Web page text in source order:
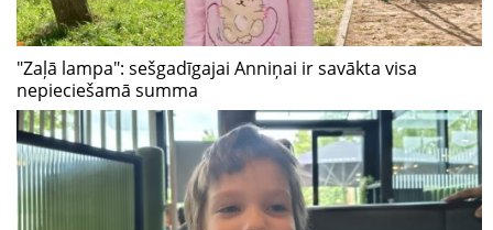
"Zaļā lampa": sešgadīgajai Anniņai ir savākta visa
nepieciešamā summa